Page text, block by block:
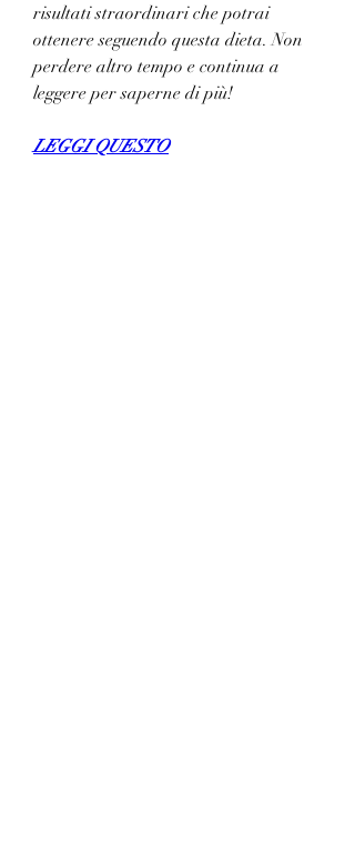
risultati straordinari che potrai
ottenere seguendo questa dieta. Non
perdere altro tempo e continua a
leggere per saperne di più!
LEGGI QUESTO